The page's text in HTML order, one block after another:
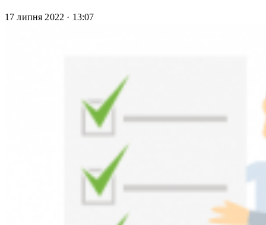
17 липня 2022 · 13:07